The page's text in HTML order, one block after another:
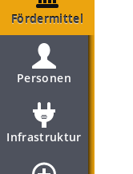
Fördermittel
Personen
Infrastruktur